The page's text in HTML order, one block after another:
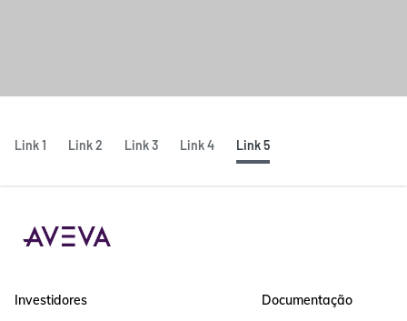
Link 1 Link 2 Link 3 Link 4 Link 5
Investidores
Documentação